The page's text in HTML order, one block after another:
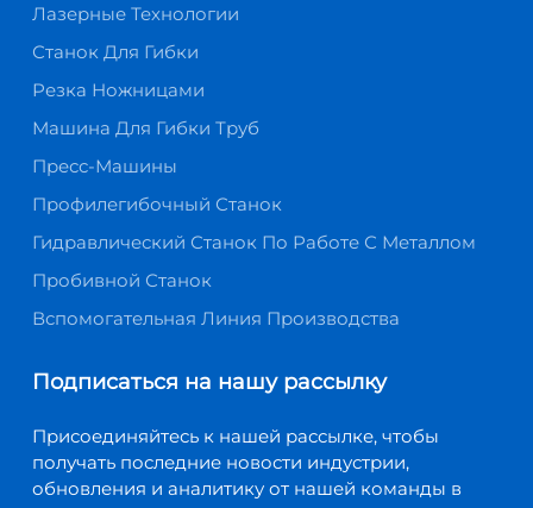
Лазерные Технологии
Станок Для Гибки
Резка Ножницами
Машина Для Гибки Труб
Пресс-Машины
Профилегибочный Станок
Гидравлический Станок По Работе С Металлом
Пробивной Станок
Вспомогательная Линия Производства
Подписаться на нашу рассылку
Присоединяйтесь к нашей рассылке, чтобы
получать последние новости индустрии,
обновления и аналитику от нашей команды в